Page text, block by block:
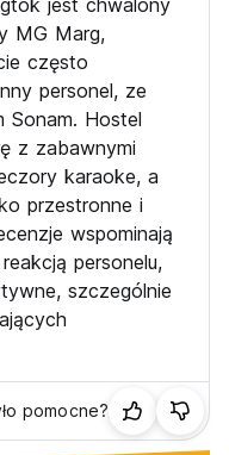
jest chwalony
MG Marg,
często
personel, ze
Sonam. Hostel
z zabawnymi
karaoke, a
przestronne i
wspominają
personelu,
szczególnie
pomocne?